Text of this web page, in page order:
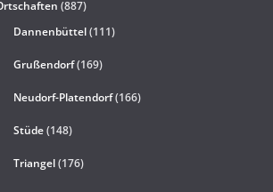
(887)
Dannenbüttel(111)
Grußendorf(169)
Neudorf-Platendorf(166)
Stüde(148)
Triangel(176)